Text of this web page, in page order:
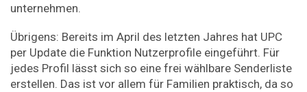
unternehmen.
Übrigens: Bereits im April des letzten Jahres hat UPC
per Update die Funktion Nutzerprofile eingeführt. Für
jedes Profil lässt sich so eine frei wählbare Senderliste
erstellen. Das ist vor allem für Familien praktisch, da so